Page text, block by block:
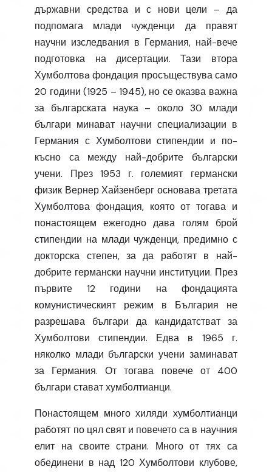
държавни средства и с нови цели – да
подпомага млади чужденци да правят
научни изследвания в Германия, най-вече
подготовка на дисертации. Тази втора
Хумболтовa фондация просъществува само
20 години (1925 – 1945), но се оказва важна
за българската наука – около 30 млади
българи минават научни специализации в
Германия с Хумболтови стипендии и по-
късно са между най-добрите български
учени. През 1953 г. големият германски
физик Вернер Хайзенберг основава третата
Хумболтова фондация, която от тогава и
понастоящем ежегодно дава голям брой
стипендии на млади чужденци, предимно с
докторска степен, за да работят в най-
добрите германски научни институции. През
първите 12 години на фондацията
комунистическият режим в България не
разрешава българи да кандидатстват за
Хумболтови стипендии. Едва в 1965 г.
няколко млади български учени заминават
за Германия. От тогава повече от 400
българи стават хумболтианци.
Понастоящем много хиляди хумболтианци
работят по цял свят и повечето са в научния
елит на своите страни. Много от тях са
обединени в над 120 Хумболтови клубове,